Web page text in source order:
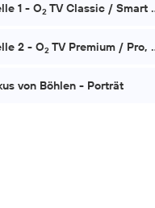
1 - O2 TV Classic / Smart ab 6. Mai 2026
2 - O2 TV Premium / Pro, Pay-TV-Option ab 6. Mai 2026
von Böhlen - Porträt